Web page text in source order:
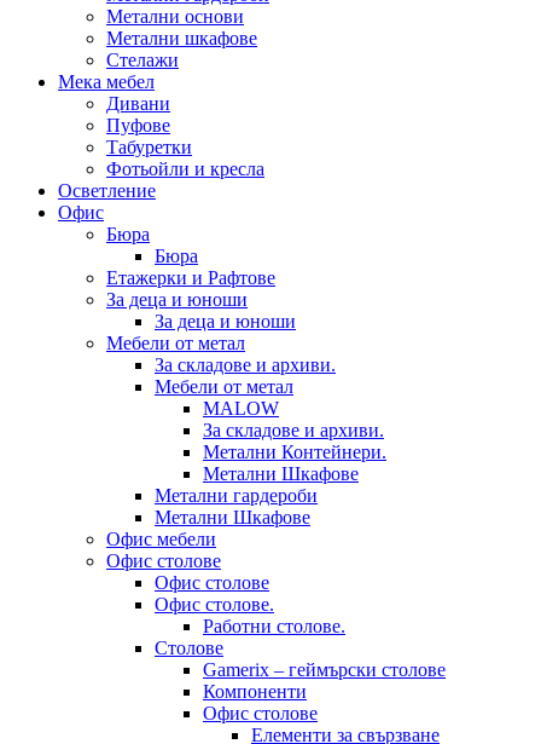
Метални основи
Метални шкафове
Стелажи
Мека мебел
Дивани
Пуфове
Табуретки
Фотьойли и кресла
Осветление
Офис
Бюра
Бюра
Етажерки и Рафтове
За деца и юноши
За деца и юноши
Мебели от метал
За складове и архиви.
Мебели от метал
MALOW
За складове и архиви.
Метални Контейнери.
Метални Шкафове
Метални гардероби
Метални Шкафове
Офис мебели
Офис столове
Офис столове
Офис столове.
Работни столове.
Столове
Gamerix – геймърски столове
Компоненти
Офис столове
Елементи за свързване